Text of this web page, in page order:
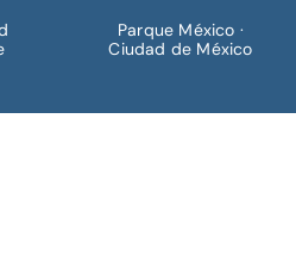
Parque México ·
Ciudad de México